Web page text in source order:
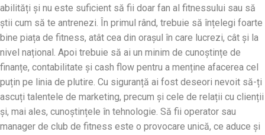
abilități și nu este suficient să fii doar fan al fitnessului sau să
știi cum să te antrenezi. În primul rând, trebuie să înțelegi foarte
bine piața de fitness, atât cea din orașul în care lucrezi, cât și la
nivel național. Apoi trebuie să ai un minim de cunoștințe de
finanțe, contabilitate și cash flow pentru a menține afacerea cel
puțin pe linia de plutire. Cu siguranță ai fost deseori nevoit să-ți
ascuți talentele de marketing, precum și cele de relații cu clienții
și, mai ales, cunoștințele în tehnologie. Să fii operator sau
manager de club de fitness este o provocare unică, ce aduce și